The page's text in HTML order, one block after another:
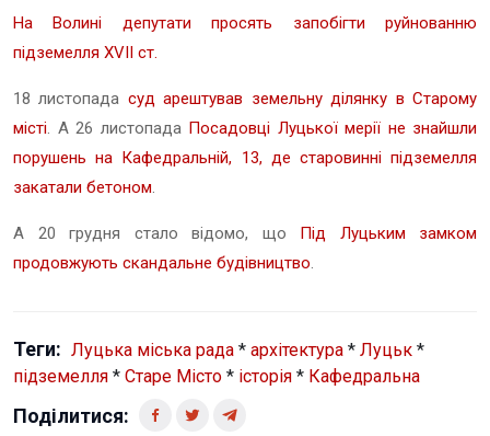
На Волині депутати просять запобігти руйнованню
підземелля XVII ст.
18 листопада суд арештував земельну ділянку в Старому
місті. А 26 листопада Посадовці Луцької мерії не знайшли
порушень на Кафедральній, 13, де старовинні підземелля
закатали бетоном.
А 20 грудня стало відомо, що Під Луцьким замком
продовжують скандальне будівництво.
Теги: Луцька міська рада * архітектура * Луцьк *
підземелля * Старе Місто * історія * Кафедральна
Поділитися: